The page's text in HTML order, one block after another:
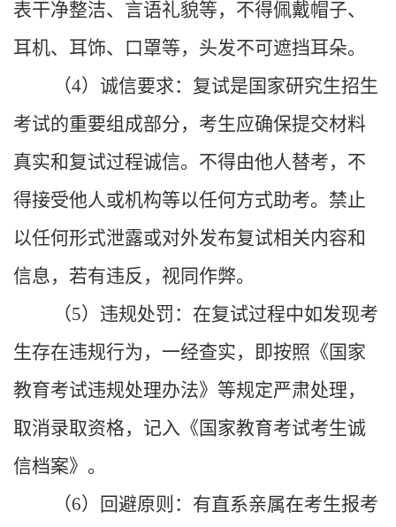
表干净整洁、言语礼貌等，不得佩戴帽子、
耳机、耳饰、口罩等，头发不可遮挡耳朵。
（4）诚信要求：复试是国家研究生招生
考试的重要组成部分，考生应确保提交材料
真实和复试过程诚信。不得由他人替考，不
得接受他人或机构等以任何方式助考。禁止
以任何形式泄露或对外发布复试相关内容和
信息，若有违反，视同作弊。
（5）违规处罚：在复试过程中如发现考
生存在违规行为，一经查实，即按照《国家
教育考试违规处理办法》等规定严肃处理，
取消录取资格，记入《国家教育考试考生诚
信档案》。
（6）回避原则：有直系亲属在考生报考